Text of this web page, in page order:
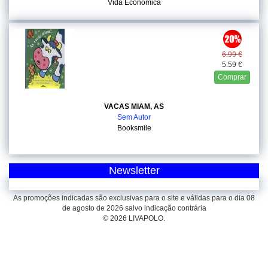
Vida Economica
6.99 €
5.59 €
Comprar
VACAS MIAM, AS
Sem Autor
Booksmile
Newsletter
As promoções indicadas são exclusivas para o site e válidas para o dia 08
de agosto de 2026 salvo indicação contrária
© 2026 LIVAPOLO.